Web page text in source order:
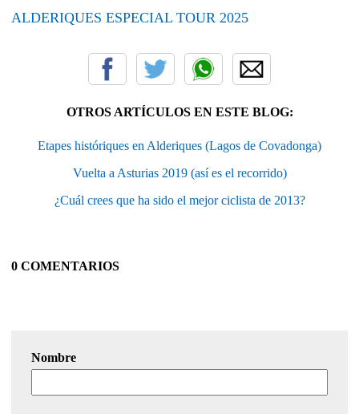
ALDERIQUES ESPECIAL TOUR 2025
OTROS ARTÍCULOS EN ESTE BLOG:
Etapes históriques en Alderiques (Lagos de Covadonga)
Vuelta a Asturias 2019 (así es el recorrido)
¿Cuál crees que ha sido el mejor ciclista de 2013?
0 COMENTARIOS
Nombre